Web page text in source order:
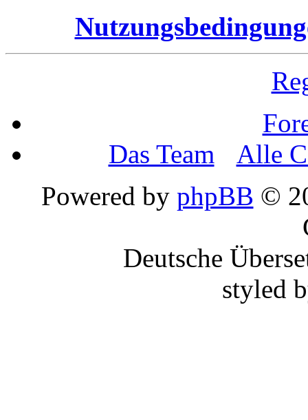
Das Team
Alle
Powered by phpBB ©
Deutsche
styled